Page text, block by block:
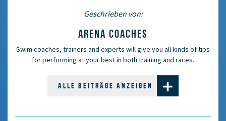
Geschrieben von:
ARENA COACHES
Swim coaches, trainers and experts will give you all kinds of tips
for performing at your best in both training and races.
ALLE BEITRÄGE ANZEIGEN